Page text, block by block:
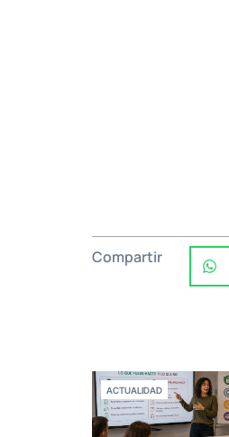
Compartir
ACTUALIDAD